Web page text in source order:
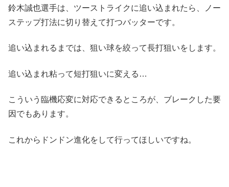
鈴木誠也選手は、ツーストライクに追い込まれたら、ノー
ステップ打法に切り替えて打つバッターです。
追い込まれるまでは、狙い球を絞って長打狙いをします。
追い込まれ粘って短打狙いに変える…
こういう臨機応変に対応できるところが、ブレークした要
因でもあります。
これからドンドン進化をして行ってほしいですね。